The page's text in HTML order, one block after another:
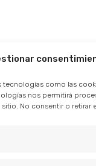
tecnologías como las
nos permitirá
No consentir o